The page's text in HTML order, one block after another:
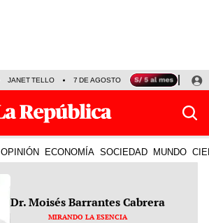
JANET TELLO 7 DE AGOSTO TINKA RESULTADOS
OPINIÓN ECONOMÍA SOCIEDAD MUNDO
Dr. Moisés Barrantes Cabrera
MIRANDO LA ESENCIA